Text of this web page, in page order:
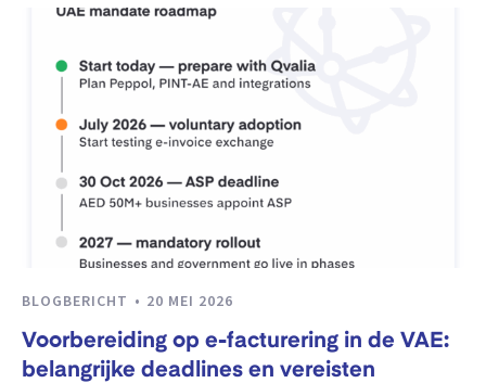
BLOGBERICHT 20 MEI 2026
Voorbereiding op e-facturering in de VAE:
belangrijke deadlines en vereisten